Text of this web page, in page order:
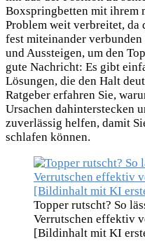
Boxspringbetten mit ihrem
Problem weit verbreitet, da
fest miteinander
und Aussteigen, um den
gute Nachricht: Es gibt
Lösungen, die den Halt
Ratgeber erfahren Sie,
Ursachen dahinterstecken
zuverlässig helfen, damit
schlafen können.
Topper rutscht? So
Verrutschen effektiv
[Bildinhalt mit KI